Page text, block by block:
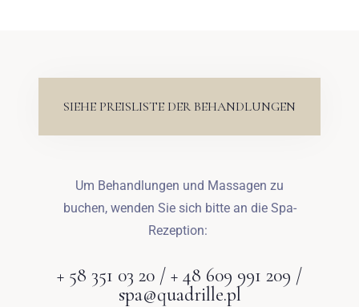
SIEHE PREISLISTE DER BEHANDLUNGEN
Um Behandlungen und Massagen zu
buchen, wenden Sie sich bitte an die Spa-
Rezeption:
+ 58 351 03 20 / + 48 609 991 209 /
spa@quadrille.pl